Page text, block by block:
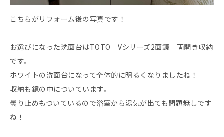
こちらがリフォーム後の写真です！
お選びになった洗面台はTOTO Vシリーズ2面鏡 両開き収納
です。
ホワイトの洗面台になって全体的に明るくなりましたね！
収納も鏡の中についています。
曇り止めもついているので浴室から湯気が出ても問題無しです
ね！